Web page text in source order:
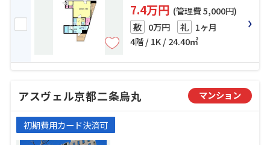
7.4万円 (管理費 5,000円)
敷 0万円 礼 1ヶ月
4階 / 1K / 24.40㎡
アスヴェル京都二条烏丸 マンション
初期費用カード決済可